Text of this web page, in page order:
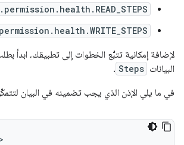
لإضافة إمكانية تتبُّع الخطوات إلى تطبيقك، ابدأ
البيانات Steps
.
في ما يلي الإذن الذي يجب تضمينه في البيان